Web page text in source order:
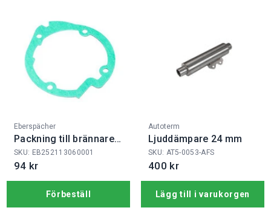
Fabrikat:
Eberspächer
Packning till brännare
Airt.D4
SKU: EB252113060001
94 kr
Förbeställ
Fabrikat:
Autoterm
Ljuddämpare 24 mm
SKU: AT5-0053-AFS
400 kr
Lägg till i varukorgen